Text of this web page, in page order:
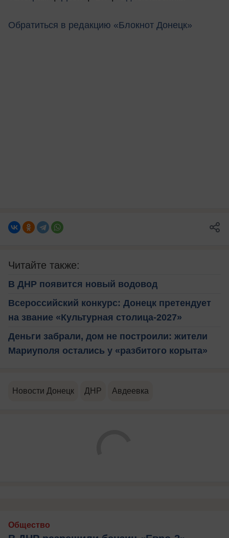
Обратиться в редакцию «Блокнот Донецк»
Читайте также:
В ДНР появится новый водовод
Всероссийский конкурс: Донецк претендует
на звание «Культурная столица-2027»
Деньги забрали, дом не построили: жители
Мариуполя остались у «разбитого корыта»
Новости Донецк ДНР Авдеевка
Общество